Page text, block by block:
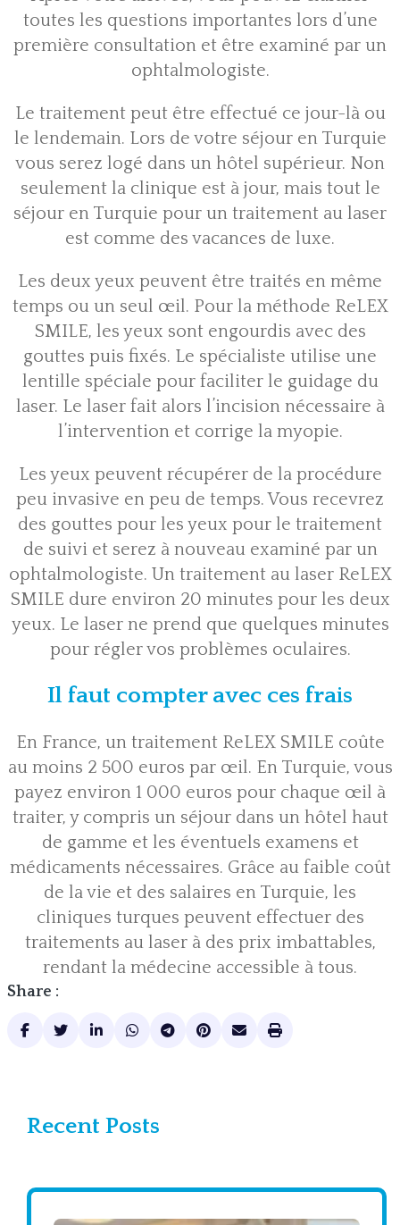
toutes les questions importantes lors d’une
première consultation et être examiné par un
ophtalmologiste.
Le traitement peut être effectué ce jour-là ou
le lendemain. Lors de votre séjour en Turquie
vous serez logé dans un hôtel supérieur. Non
seulement la clinique est à jour, mais tout le
séjour en Turquie pour un traitement au laser
est comme des vacances de luxe.
Les deux yeux peuvent être traités en même
temps ou un seul œil. Pour la méthode ReLEX
SMILE, les yeux sont engourdis avec des
gouttes puis fixés. Le spécialiste utilise une
lentille spéciale pour faciliter le guidage du
laser. Le laser fait alors l’incision nécessaire à
l’intervention et corrige la myopie.
Les yeux peuvent récupérer de la procédure
peu invasive en peu de temps. Vous recevrez
des gouttes pour les yeux pour le traitement
de suivi et serez à nouveau examiné par un
ophtalmologiste. Un traitement au laser ReLEX
SMILE dure environ 20 minutes pour les deux
yeux. Le laser ne prend que quelques minutes
pour régler vos problèmes oculaires.
Il faut compter avec ces frais
En France, un traitement ReLEX SMILE coûte
au moins 2 500 euros par œil. En Turquie, vous
payez environ 1 000 euros pour chaque œil à
traiter, y compris un séjour dans un hôtel haut
de gamme et les éventuels examens et
médicaments nécessaires. Grâce au faible coût
de la vie et des salaires en Turquie, les
cliniques turques peuvent effectuer des
traitements au laser à des prix imbattables,
rendant la médecine accessible à tous.
Share :
Recent Posts